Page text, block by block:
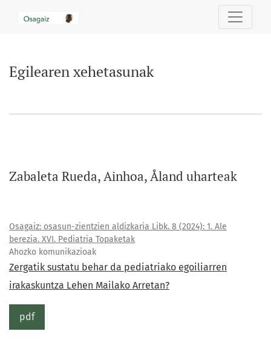
Egilearen xehetasunak
Zabaleta Rueda, Ainhoa, Åland uharteak
Osagaiz: osasun-zientzien aldizkaria Libk. 8 (2024): 1. Ale
berezia. XVI. Pediatria Topaketak
Ahozko komunikazioak
Zergatik sustatu behar da pediatriako egoiliarren
irakaskuntza Lehen Mailako Arretan?
pdf